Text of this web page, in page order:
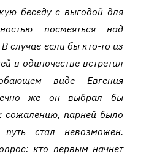
беседу с выгодой для
посмеяться над
случае если бы кто-то из
в одиночестве встретил
виде Евгения
же он выбрал бы
сожалению, парней было
стал невозможен.
кто первым начнет